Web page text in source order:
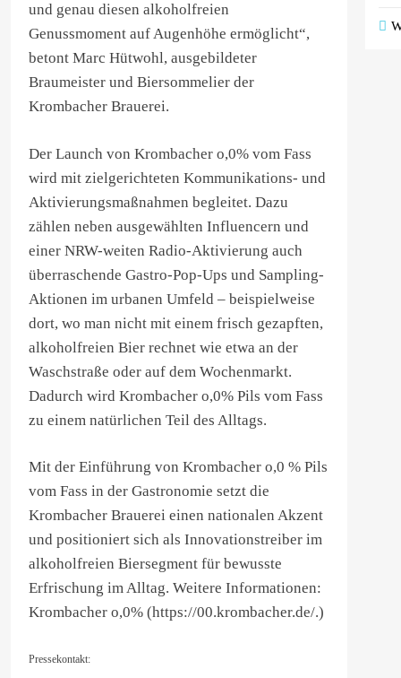
und genau diesen alkoholfreien
Genussmoment auf Augenhöhe ermöglicht“,
betont Marc Hütwohl, ausgebildeter
Braumeister und Biersommelier der
Krombacher Brauerei.
Der Launch von Krombacher o,0% vom Fass
wird mit zielgerichteten Kommunikations- und
Aktivierungsmaßnahmen begleitet. Dazu
zählen neben ausgewählten Influencern und
einer NRW-weiten Radio-Aktivierung auch
überraschende Gastro-Pop-Ups und Sampling-
Aktionen im urbanen Umfeld – beispielweise
dort, wo man nicht mit einem frisch gezapften,
alkoholfreien Bier rechnet wie etwa an der
Waschstraße oder auf dem Wochenmarkt.
Dadurch wird Krombacher o,0% Pils vom Fass
zu einem natürlichen Teil des Alltags.
Mit der Einführung von Krombacher o,0 % Pils
vom Fass in der Gastronomie setzt die
Krombacher Brauerei einen nationalen Akzent
und positioniert sich als Innovationstreiber im
alkoholfreien Biersegment für bewusste
Erfrischung im Alltag. Weitere Informationen:
Krombacher o,0% (https://00.krombacher.de/.)
Pressekontakt: